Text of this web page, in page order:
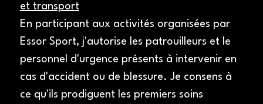
et transport
En participant aux activités organisées par
Essor Sport, j'autorise les patrouilleurs et le
personnel d'urgence présents à intervenir en
cas d'accident ou de blessure. Je consens à
ce qu'ils prodiguent les premiers soins